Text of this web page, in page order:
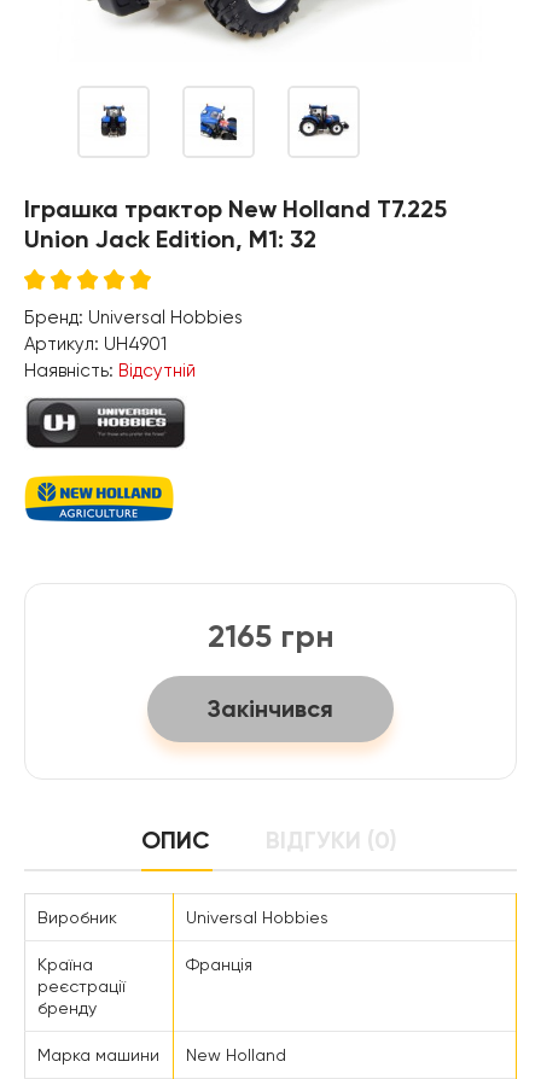
Іграшка трактор New Holland Т7.225
Union Jack Edition, M1: 32
Бренд: Universal Hobbies
Артикул: UH4901
Наявність: Відсутній
2165 грн
Закінчився
ОПИС ВІДГУКИ (0)
Виробник Universal Hobbies
Країна
реєстрації
бренду
Франція
Марка машини New Holland